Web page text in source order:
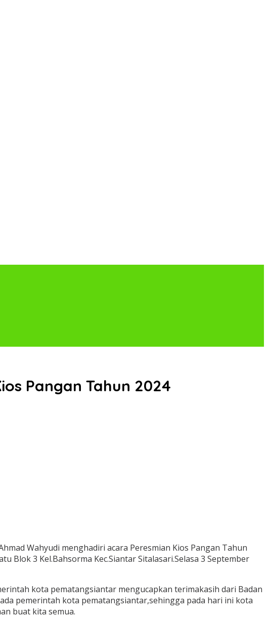
Pangan Tahun 2024
Wahyudi menghadiri acara Peresmian Kios Pangan Tahun
Blok 3 Kel.Bahsorma Kec.Siantar Sitalasari.Selasa 3 September
kota pematangsiantar mengucapkan terimakasih dari Badan
pemerintah kota pematangsiantar,sehingga pada hari ini kota
buat kita semua.